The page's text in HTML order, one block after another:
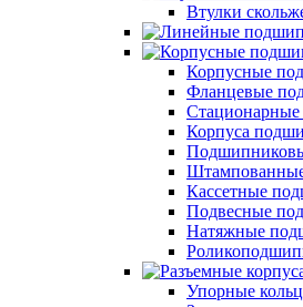
Втулки
Корпусные
Фланцевые
Корпуса
Кассетные
Подвесные
Натяжные
Упорные